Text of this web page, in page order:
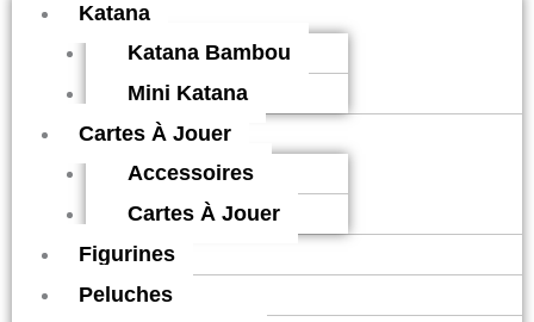
Katana
Katana Bambou
Mini Katana
Cartes À Jouer
Accessoires
Cartes À Jouer
Figurines
Peluches